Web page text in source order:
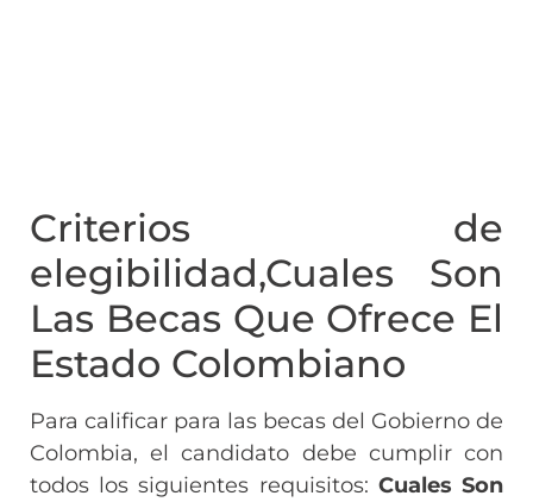
Criterios de
elegibilidad,Cuales Son
Las Becas Que Ofrece El
Estado Colombiano
Para calificar para las becas del Gobierno de
Colombia, el candidato debe cumplir con
todos los siguientes requisitos: Cuales Son